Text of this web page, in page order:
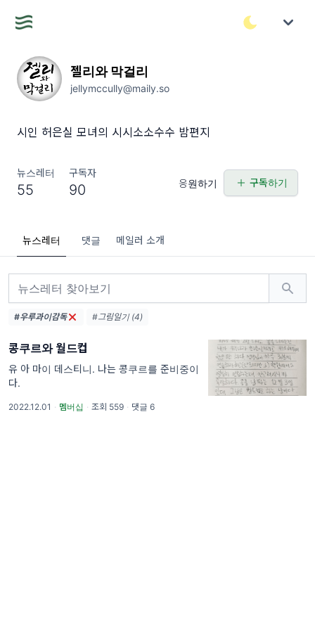
젤리와 막걸리
jellymccully@maily.so
시인 허은실 모녀의 시시소소수수 밤편지
뉴스레터
55
구독자
90 응원하기 구독하기
뉴스레터 댓글 메일러 소개
#우루과이감독 #그림일기 (4)
콩쿠르와 월드컵
유 아 마이 데스티니. 나는 콩쿠르를 준비중이
다.
2022.12.01 · 멤버십 · 조회 559 · 댓글 6